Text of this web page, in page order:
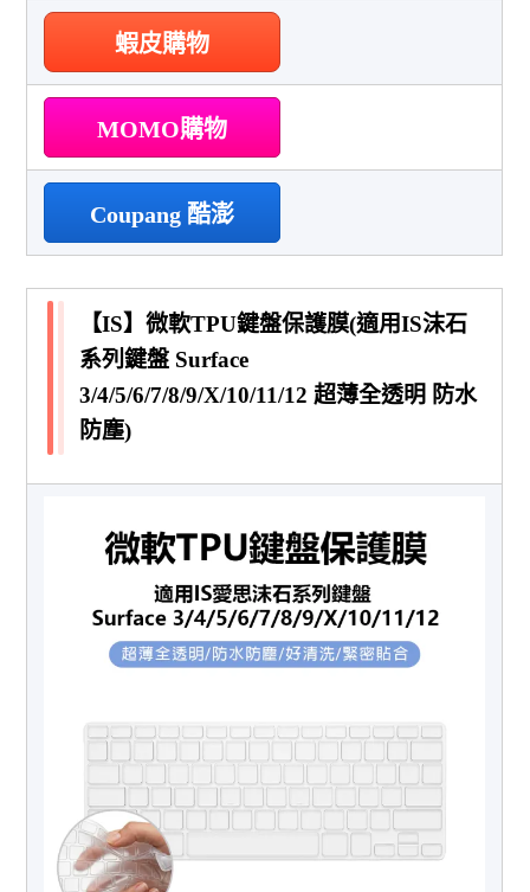
蝦皮購物
MOMO購物
Coupang 酷澎
【IS】微軟TPU鍵盤保護膜(適用IS沫石
系列鍵盤 Surface
3/4/5/6/7/8/9/X/10/11/12 超薄全透明 防水
防塵)